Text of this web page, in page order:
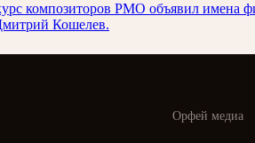
композиторов РМО объявил имена
Кошелев.
Орфей медиа